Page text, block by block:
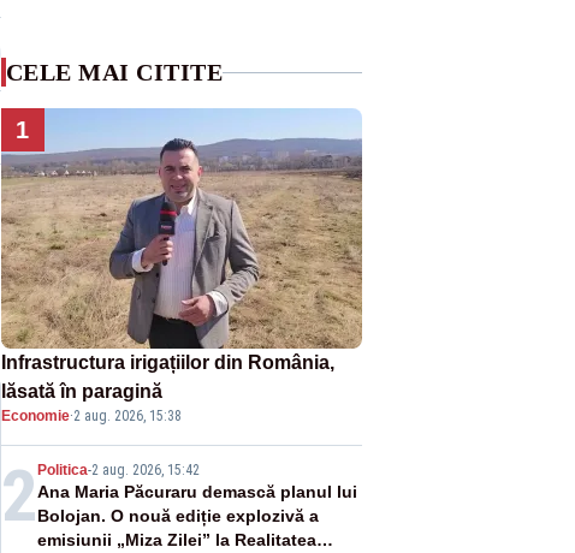
CELE MAI CITITE
1
Infrastructura irigațiilor din România,
lăsată în paragină
Economie·2 aug. 2026, 15:38
2 Politica-2 aug. 2026, 15:42
Ana Maria Păcuraru demască planul lui
Bolojan. O nouă ediție explozivă a
emisiunii „Miza Zilei” la Realitatea